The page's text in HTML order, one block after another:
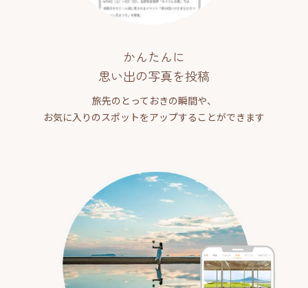
かんたんに
思い出の写真を投稿
旅先のとっておきの瞬間や、
お気に入りのスポットをアップすることができます